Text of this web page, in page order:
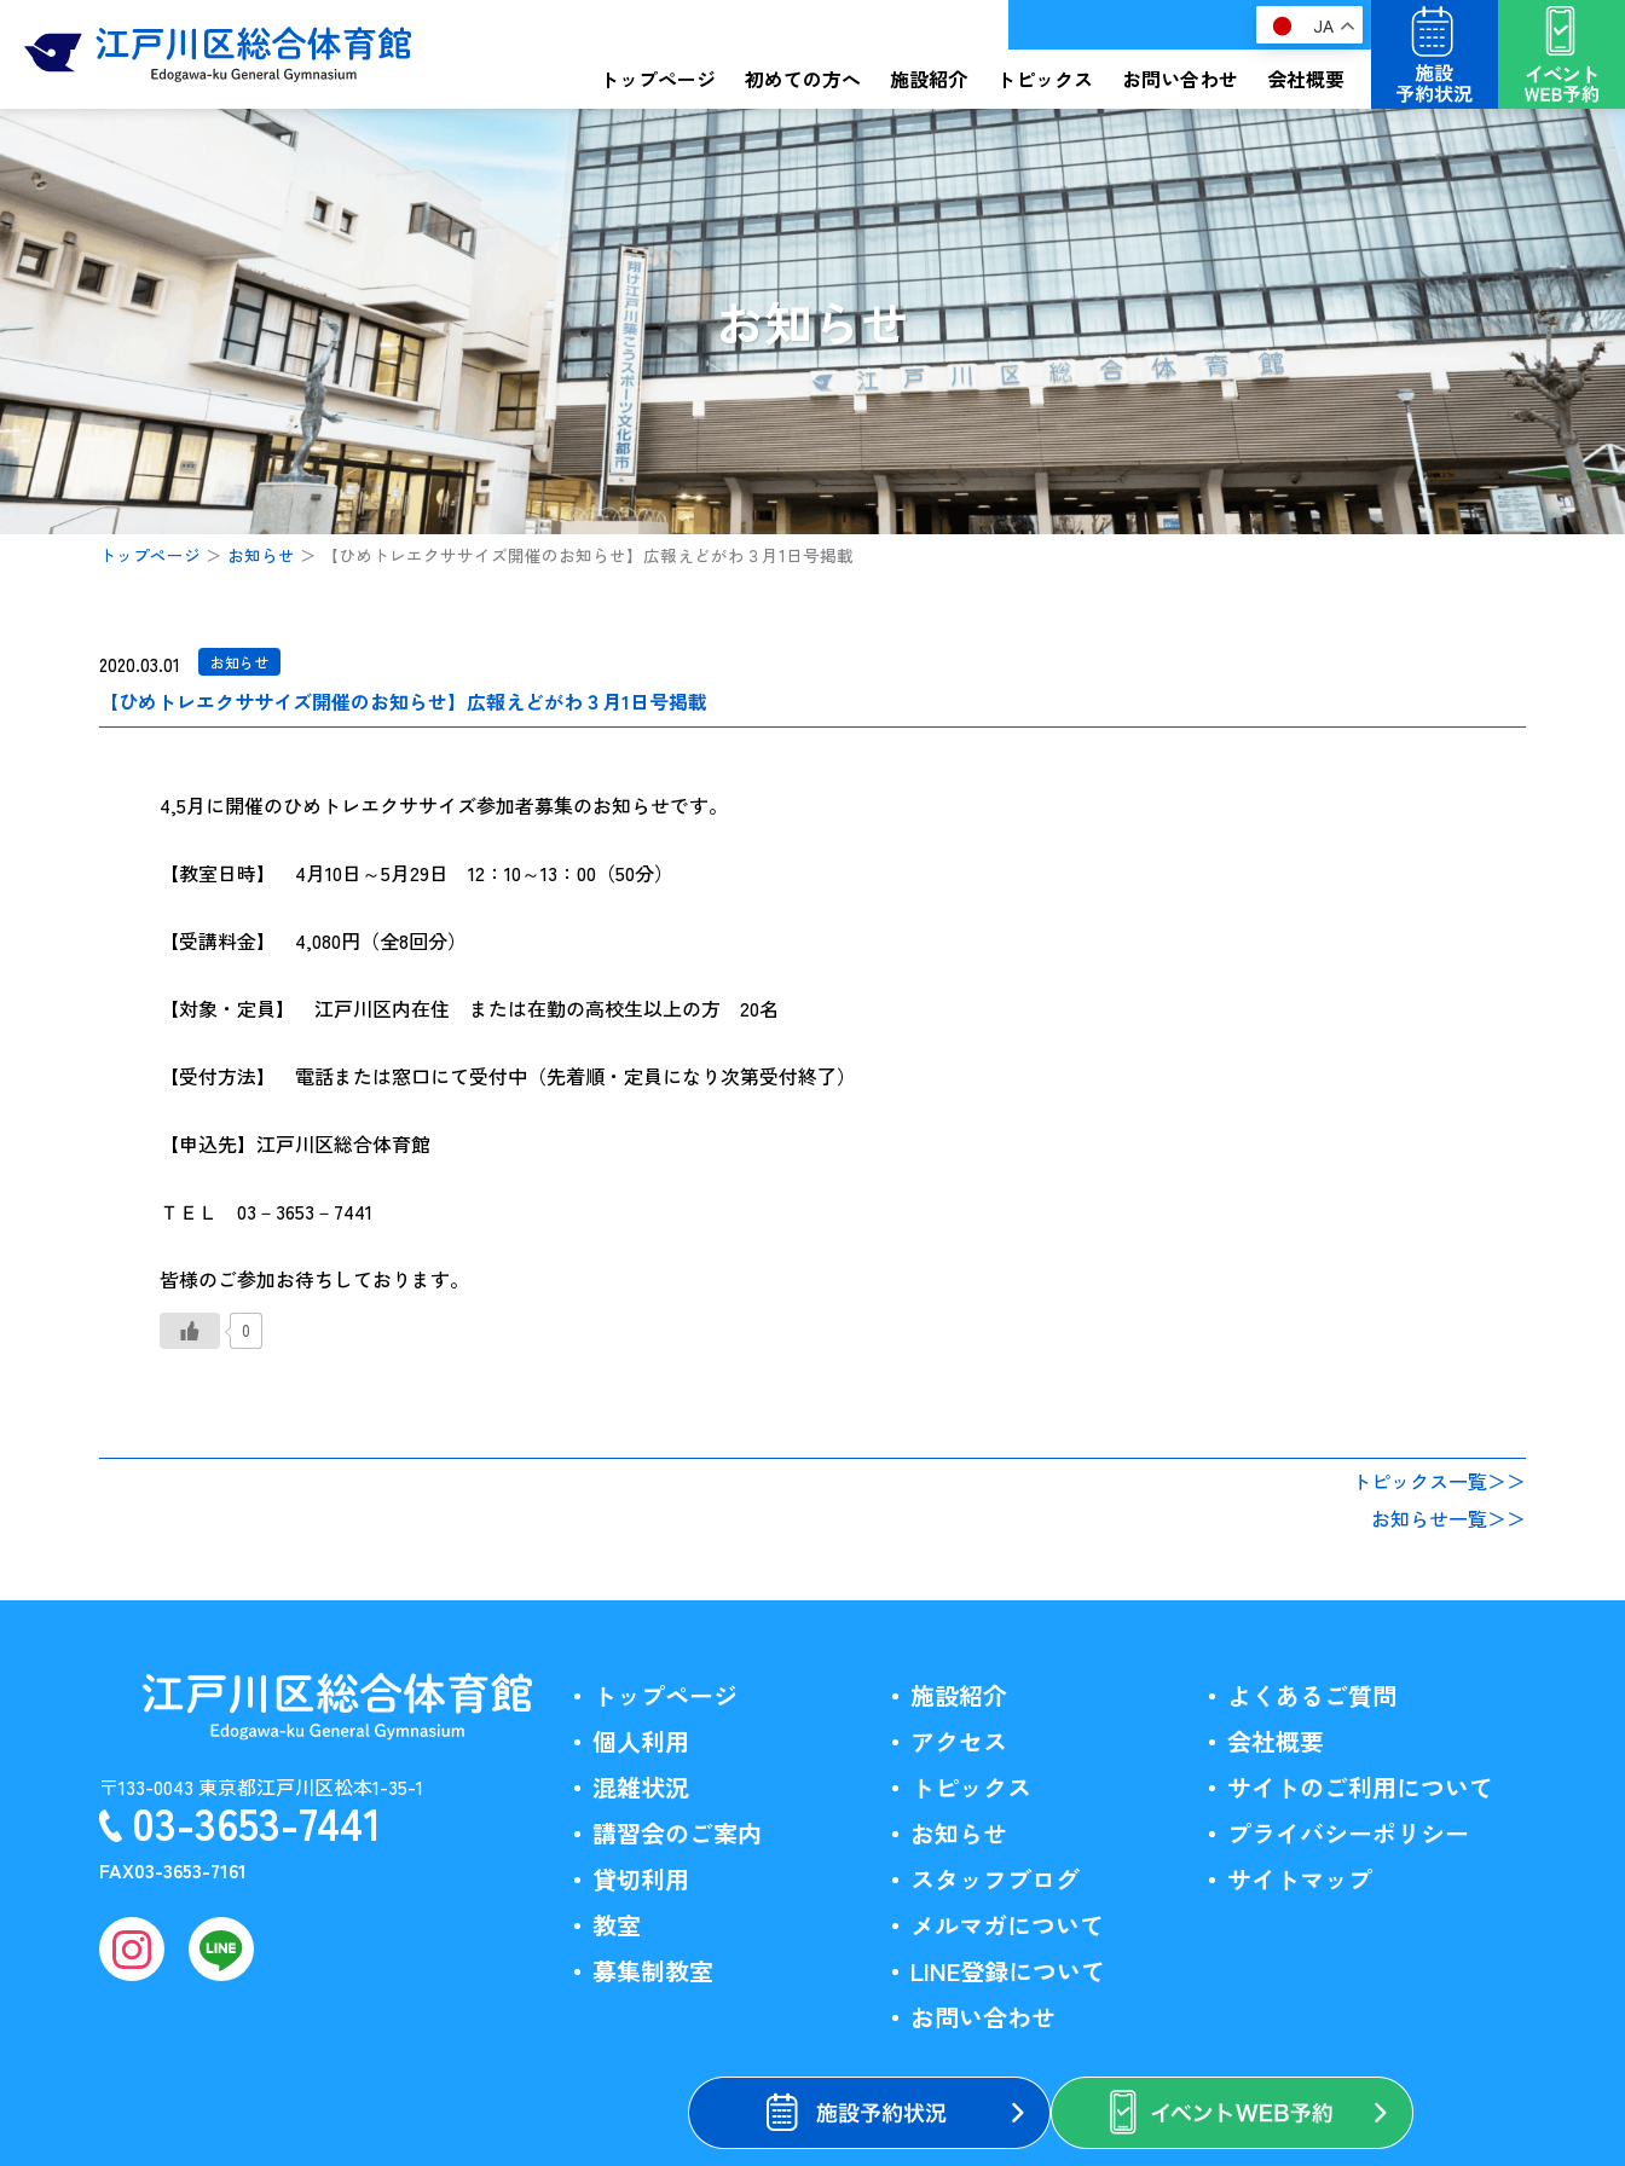
ス
キ
ッ
プ
トップページ 初めての方へ 施設紹介 トピックス お問い合わせ 会社概要
お知らせ
トップページ ＞ お知らせ ＞ 【ひめトレエクササイズ開催のお知らせ】広報えどがわ３月1日号掲載
2020.03.01 お知らせ
【ひめトレエクササイズ開催のお知らせ】広報えどがわ３月1日号掲載
4,5月に開催のひめトレエクササイズ参加者募集のお知らせです。
【教室日時】 4月10日～5月29日 12：10～13：00（50分）
【受講料金】 4,080円（全8回分）
【対象・定員】 江戸川区内在住 または在勤の高校生以上の方 20名
【受付方法】 電話または窓口にて受付中（先着順・定員になり次第受付終了）
【申込先】江戸川区総合体育館
ＴＥＬ 03－3653－7441
皆様のご参加お待ちしております。
0
トピックス一覧＞＞
お知らせ一覧＞＞
〒133-0043 東京都江戸川区松本1-35-1
03-3653-7441
FAX03-3653-7161
トップページ
個人利用
混雑状況
講習会のご案内
貸切利用
教室
募集制教室
施設紹介
アクセス
トピックス
お知らせ
スタッフブログ
メルマガについて
LINE登録について
お問い合わせ
よくあるご質問
会社概要
サイトのご利用について
プライバシーポリシー
サイトマップ
JA